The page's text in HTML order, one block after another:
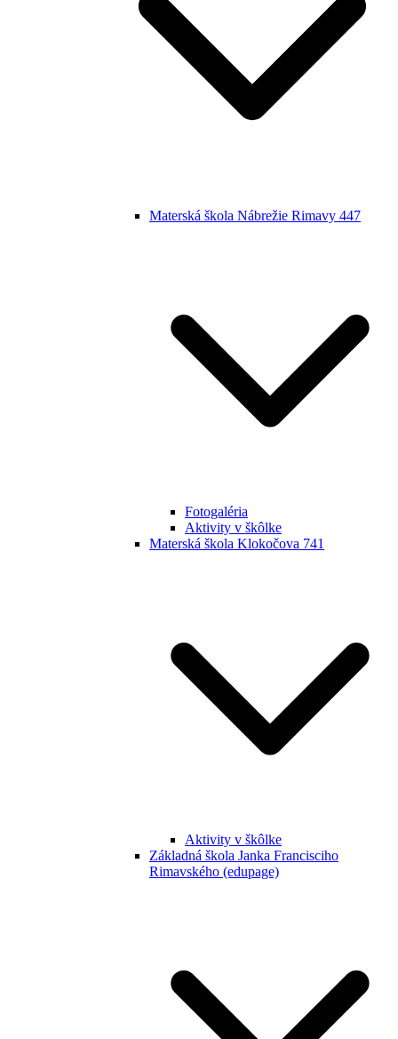
Materská škola Nábrežie Rimavy 447
Fotogaléria
Aktivity v škôlke
Materská škola Klokočova 741
Aktivity v škôlke
Základná škola Janka Francisciho
Rimavského (edupage)